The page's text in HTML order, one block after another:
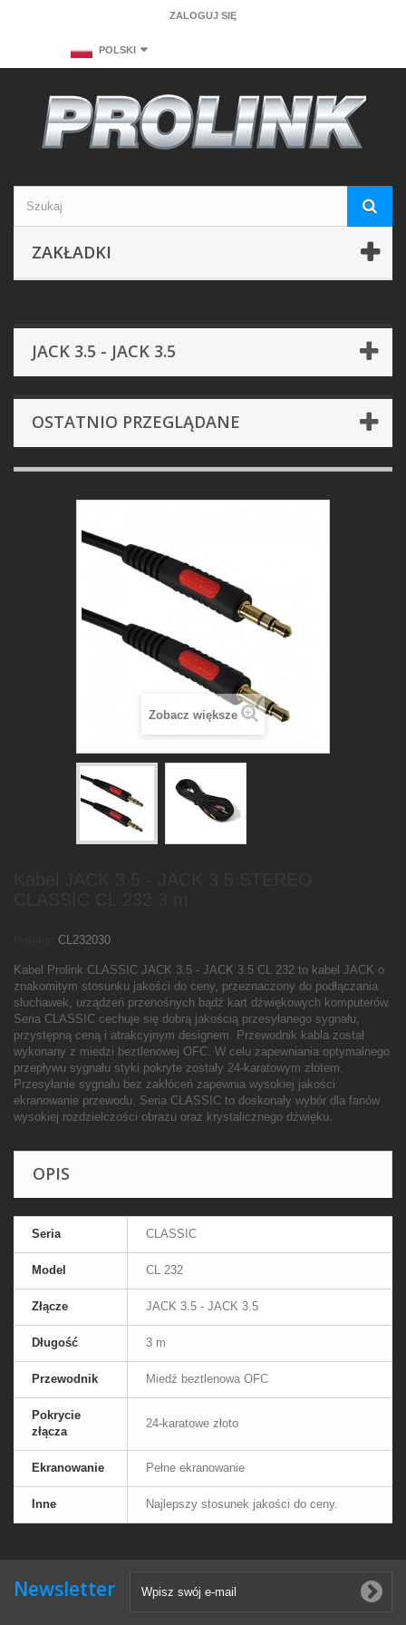
ZALOGUJ SIĘ
POLSKI
ZAKŁADKI
JACK 3.5 - JACK 3.5
OSTATNIO PRZEGLĄDANE
Zobacz większe
CL232030
Kabel Prolink CLASSIC JACK 3.5 - JACK 3.5 CL 232 to kabel JACK o
znakomitym stosunku jakości do ceny, przeznaczony do podłączania
słuchawek, urządzeń przenośnych bądź kart dźwiękowych komputerów.
Seria CLASSIC cechuje się dobrą jakością przesyłanego sygnału,
przystępną ceną i atrakcyjnym designem. Przewodnik kabla został
wykonany z miedzi beztlenowej OFC. W celu zapewniania optymalnego
przepływu sygnału styki pokryte zostały 24-karatowym złotem.
Przesyłanie sygnału bez zakłóceń zapewnia wysokiej jakości
ekranowanie przewodu. Seria CLASSIC to doskonały wybór dla fanów
wysokiej rozdzielczości obrazu oraz krystalicznego dźwięku.
OPIS
Seria CLASSIC
Model CL 232
Złącze JACK 3.5 - JACK 3.5
Długość 3 m
Przewodnik Miedź beztlenowa OFC
Pokrycie
złącza
24-karatowe złoto
Ekranowanie Pełne ekranowanie
Inne Najlepszy stosunek jakości do ceny.
Newsletter